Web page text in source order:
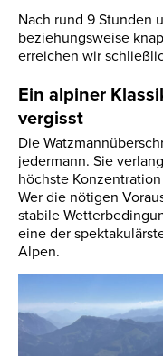
Nach rund 9 Stunden
beziehungsweise
erreichen wir
Ein alpiner
vergisst
Die
jedermann. Sie
höchste
Wer die nötigen
stabile
eine der
Alpen.